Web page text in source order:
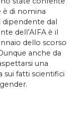
è di nomina
dipendente dal
dell’AIFA è il
dello scorso
anche da
una
sui fatti scientifici